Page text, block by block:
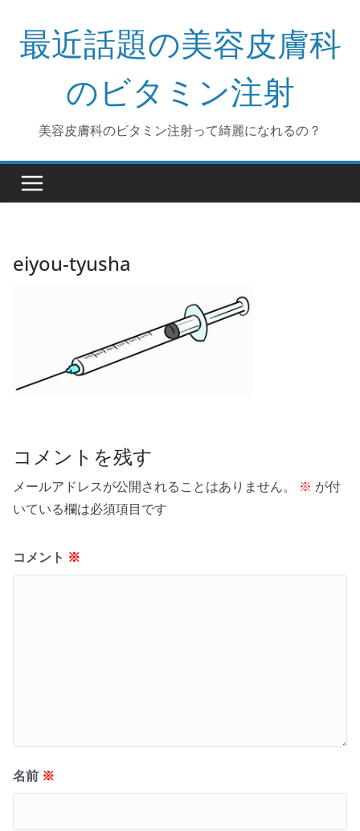
キ
最近話題の美容皮膚科
のビタミン注射
美容皮膚科のビタミン注射って綺麗になれるの？
eiyou-tyusha
コメントを残す
メールアドレスが公開されることはありません。 ※ が付
いている欄は必須項目です
コメント ※
名前 ※